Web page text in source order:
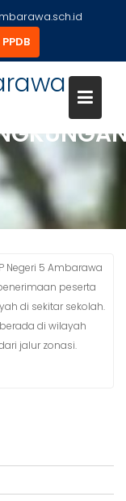
Negeri 5 Ambarawa
peserta
di sekitar sekolah.
di wilayah
jalur zonasi.